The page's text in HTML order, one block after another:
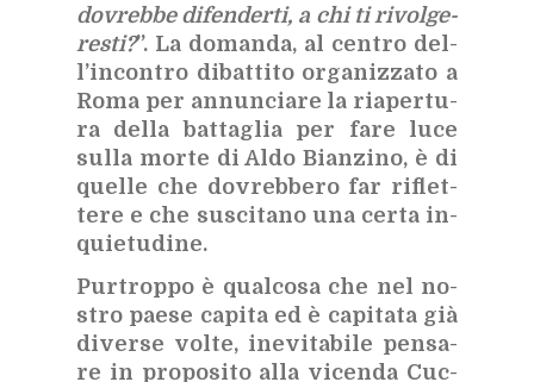
do­vreb­be di­fen­der­ti, a chi ti ri­vol­ge­
re­sti?”. La do­man­da, al cen­tro del­
l’in­con­tro di­bat­ti­to or­ga­niz­za­to a
Roma per an­nun­cia­re la ria­per­tu­
ra del­la bat­ta­glia per fare luce
sul­la mor­te di Aldo Bian­zi­no, è di
quel­le che do­vreb­be­ro far ri­flet­
te­re e che su­sci­ta­no una cer­ta in­
quie­tu­di­ne.
Pur­trop­po è qual­co­sa che nel no­
stro pae­se ca­pi­ta ed è ca­pi­ta­ta già
di­ver­se vol­te, ine­vi­ta­bi­le pen­sa­
re in pro­po­si­to alla vi­cen­da Cuc­